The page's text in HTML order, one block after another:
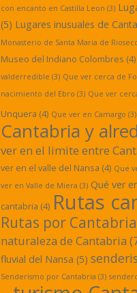
con encanto en Castilla Leon (3)
(5) Lugares inusuales de
Monasterio de Santa Maria de
Museo del Indiano Colombres (4)
valderredible (3) Que ver cerca de
nacimiento del Ebro (3) Que ver
Unquera (4) Que ver en Camargo (3)
Cantabria y
ver en el limite entre
ver en el valle del Nansa (4) Que
ver en Valle de Miera (3) Qué ver
cantabria (4) Rutas
Rutas por Cantabria
naturaleza de Cantabria
fluvial del Nansa (5)
Senderismo por Cantabria (3)